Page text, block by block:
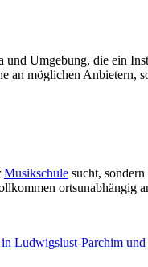
und Umgebung, die ein
an möglichen Anbietern,
Musikschule sucht,
ortsunabhängig
Ludwigslust-Parchim